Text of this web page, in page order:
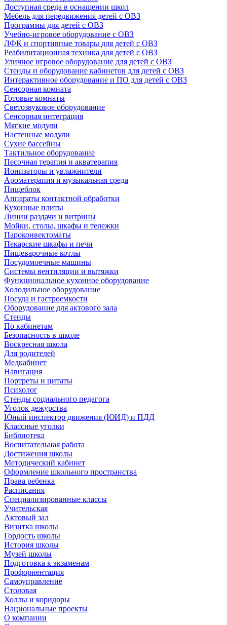
Доступная среда в оснащении школ
Мебель для передвижения детей с ОВЗ
Программы для детей с ОВЗ
Учебно-игровое оборудование с ОВЗ
ЛФК и спортивные товары для детей с ОВЗ
Реабилитационная техника для детей с ОВЗ
Уличное игровое оборудование для детей с ОВЗ
Стенды и оборудование кабинетов для детей с ОВЗ
Интерактивное оборудование и ПО для детей с ОВЗ
Сенсорная комната
Готовые комнаты
Светозвуковое оборудование
Сенсорная интеграция
Мягкие модули
Настенные модули
Сухие бассейны
Тактильное оборудование
Песочная терапия и акватерапия
Ионизаторы и увлажнители
Ароматерапия и музыкальная среда
Пищеблок
Аппараты контактной обработки
Кухонные плиты
Линии раздачи и витрины
Мойки, столы, шкафы и тележки
Пароконвектоматы
Пекарские шкафы и печи
Пищеварочные котлы
Посудомоечные машины
Системы вентиляции и вытяжки
Функциональное кухонное оборудование
Холодильное оборудование
Посуда и гастроемкости
Оборудование для актового зала
Стенды
По кабинетам
Безопасность в школе
Воскресная школа
Для родителей
Медкабинет
Навигация
Портреты и цитаты
Психолог
Стенды социального педагога
Уголок дежурства
Юный инспектор движения (ЮИД) и ПДД
Классные уголки
Библиотека
Воспитательная работа
Достижения школы
Методический кабинет
Оформление школьного пространства
Права ребенка
Расписания
Специализированные классы
Учительская
Актовый зал
Визитка школы
Гордость школы
История школы
Музей школы
Подготовка к экзаменам
Профориентация
Самоуправление
Столовая
Холлы и коридоры
Национальные проекты
О компании